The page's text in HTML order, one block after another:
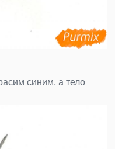
синим, а тело